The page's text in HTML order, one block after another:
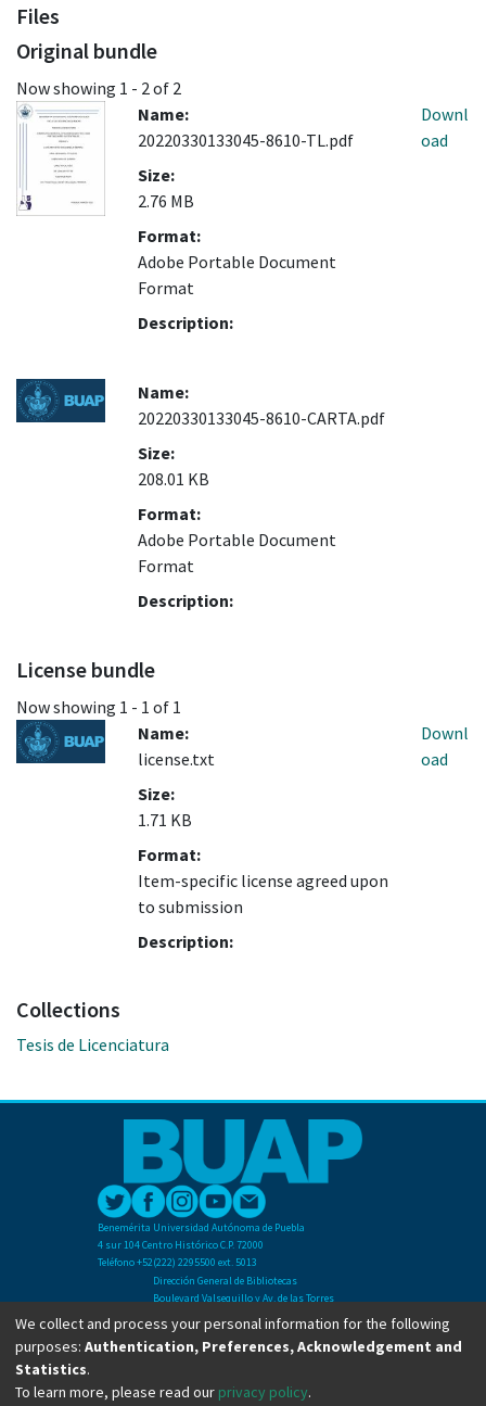
Files
Original bundle
Now showing 1 - 2 of 2
Name:
20220330133045-8610-TL.pdf
Size:
2.76 MB
Format:
Adobe Portable Document
Format
Description:
Downl
oad
Name:
20220330133045-8610-CARTA.pdf
Size:
208.01 KB
Format:
Adobe Portable Document
Format
Description:
License bundle
Now showing 1 - 1 of 1
Name:
license.txt
Size:
1.71 KB
Format:
Item-specific license agreed upon
to submission
Description:
Downl
oad
Collections
Tesis de Licenciatura
Benemérita Universidad Autónoma de Puebla
4 sur 104 Centro Histórico C.P. 72000
Teléfono +52(222) 2295500 ext. 5013
Dirección General de Bibliotecas
Boulevard Valsequillo y Av. de las Torres
Ciudad Universitaria. Col. San Manuel
C.P. 72570
Teléfono +52 (222) 2295500 Ext 2901
We collect and process your personal information for the following
purposes: Authentication, Preferences, Acknowledgement and
Statistics.
To learn more, please read our privacy policy.